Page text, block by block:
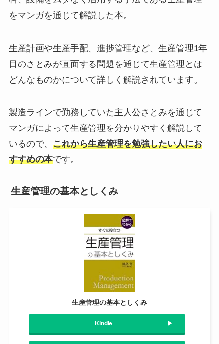
をマンガを通じて解説した本。
生産計画や生産手配、進捗管理など、生産管理1年
目のさとみが直面する問題を通じて生産管理とは
どんなものかについて詳しく解説されています。
製造ラインで勤務していた主人公さとみを通じて
マンガによって生産管理を分かりやすく解説して
いるので、 これから生産管理を勉強したい人にお
すすめの本です。
生産管理の基本としくみ
生産管理の基本としくみ
Kindle